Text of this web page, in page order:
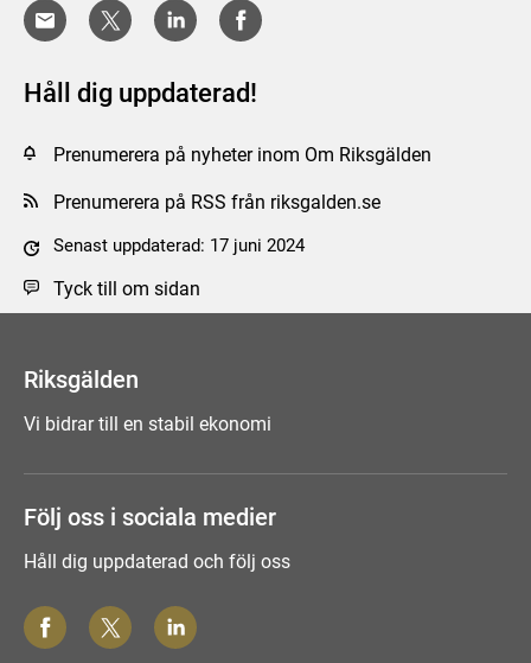
Håll dig uppdaterad!
Prenumerera på nyheter inom Om Riksgälden
Prenumerera på RSS från riksgalden.se
Senast uppdaterad: 17 juni 2024
Tyck till om sidan
Riksgälden
Vi bidrar till en stabil ekonomi
Följ oss i sociala medier
Håll dig uppdaterad och följ oss